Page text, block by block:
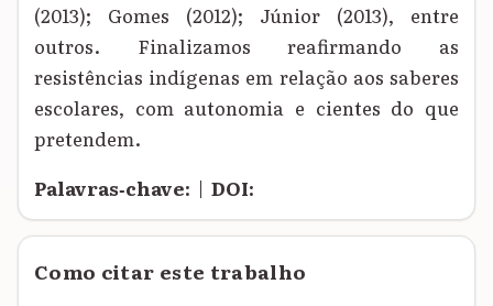
(2013); Gomes (2012); Júnior (2013), entre
outros. Finalizamos reafirmando as
resistências indígenas em relação aos saberes
escolares, com autonomia e cientes do que
pretendem.
Palavras‑chave: | DOI:
Como citar este trabalho